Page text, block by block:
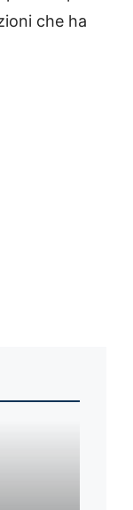
che ha